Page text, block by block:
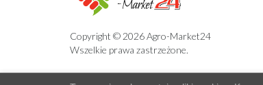
Copyright © 2026 Agro-Market24
Wszelkie prawa zastrzeżone.